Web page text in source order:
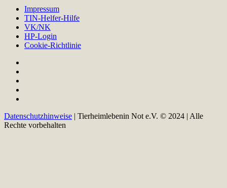
Impressum
TIN-Helfer-Hilfe
VK/NK
HP-Login
Cookie-Richtlinie
Datenschutzhinweise | Tierheimlebenin Not e.V. © 2024 | Alle
Rechte vorbehalten